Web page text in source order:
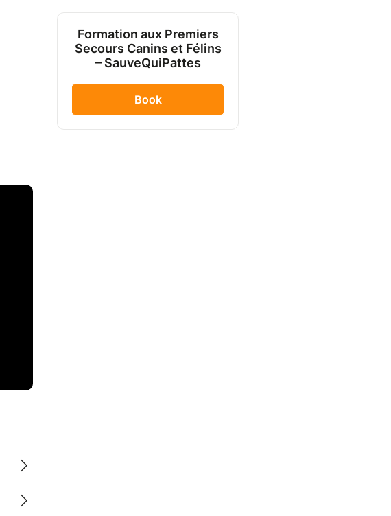
Formation aux Premiers
Secours Canins et Félins
– SauveQuiPattes
Book